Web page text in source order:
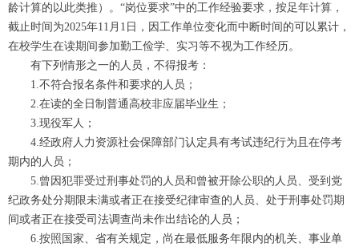
龄计算的以此类推）。“岗位要求”中的工作经验要求，按足年计算，
截止时间为2025年11月1日，因工作单位变化而中断时间的可以累计，
在校学生在读期间参加勤工俭学、实习等不视为工作经历。
有下列情形之一的人员，不得报考：
1.不符合报名条件和要求的人员；
2.在读的全日制普通高校非应届毕业生；
3.现役军人；
4.经政府人力资源社会保障部门认定具有考试违纪行为且在停考
期内的人员；
5.曾因犯罪受过刑事处罚的人员和曾被开除公职的人员、受到党
纪政务处分期限未满或者正在接受纪律审查的人员、处于刑事处罚期
间或者正在接受司法调查尚未作出结论的人员；
6.按照国家、省有关规定，尚在最低服务年限内的机关、事业单